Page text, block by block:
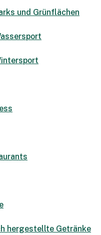
und Grünflächen
hergestellte Getränke